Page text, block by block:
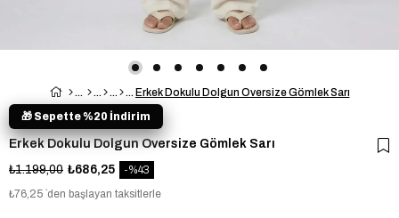
Erkek Dokulu Dolgun Oversize Gömlek Sarı
Erkek Dokulu Dolgun Oversize Gömlek Sarı
₺1.199,00 ₺686,25
43
₺76,25 `den başlayan taksitlerle
🎁 Sepette %20 İndirim